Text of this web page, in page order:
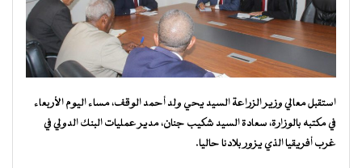
استقبل معالي وزير الزراعة السيد يحي ولد أحمد الوقف، مساء اليوم الأربعاء
في مكتبه بالوزارة، سعادة السيد شكيب جنان، مدير عمليات البنك الدولي في
غرب أفريقيا الذي يزور بلادنا حاليا.